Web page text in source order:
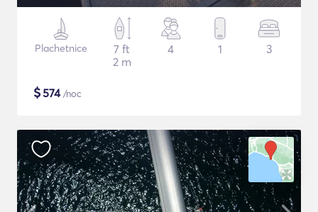
Plachetnice
7 ft
2 m
4 1 3
$574/noc